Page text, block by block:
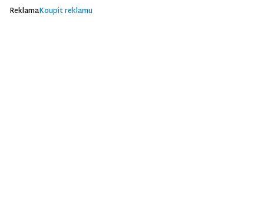
ReklamaKoupit reklamu